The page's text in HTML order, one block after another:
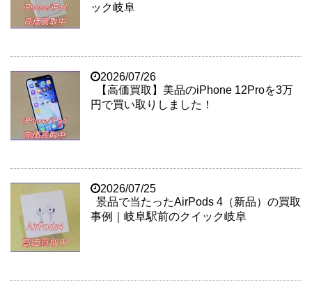
ック岐阜
2026/07/26
【高価買取】美品のiPhone 12Proを3万
円で買い取りしました！
2026/07/25
景品で当たったAirPods 4（新品）の買取
事例｜岐阜駅前のクイック岐阜